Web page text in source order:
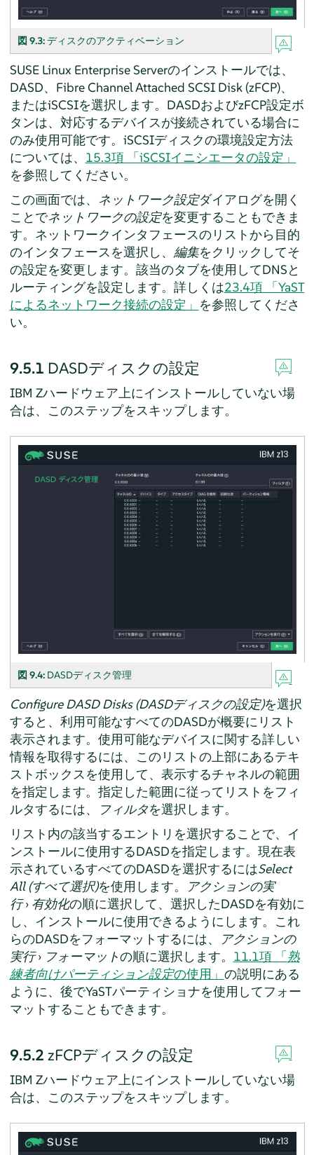
図 9.3:ディスクのアクティベーション
SUSE Linux Enterprise Serverのインストールでは、
DASD、Fibre Channel Attached SCSI Disk (zFCP)、
またはiSCSIを選択します。DASDおよびzFCP設定ボ
タンは、対応するデバイスが接続されている場合に
のみ使用可能です。iSCSIディスクの環境設定方法
については、 15.3項 「iSCSIイニシエータの設定」
を参照してください。
この画面では、 ネットワーク設定ダイアログを開く
ことでネットワークの設定を変更することもできま
す。ネットワークインタフェースのリストから目的
のインタフェースを選択し、 編集をクリックしてそ
の設定を変更します。該当のタブを使用してDNSと
ルーティングを設定します。詳しくは23.4項 「YaST
によるネットワーク接続の設定」 を参照してくださ
い。
9.5.1 DASDディスクの設定
IBM Zハードウェア上にインストールしていない場
合は、このステップをスキップします。
図 9.4: DASDディスク管理
Configure DASD Disks (DASDディスクの設定)を選択
すると、利用可能なすべてのDASDが概要にリスト
表示されます。使用可能なデバイスに関する詳しい
情報を取得するには、このリストの上部にあるテキ
ストボックスを使用して、表示するチャネルの範囲
を指定します。指定した範囲に従ってリストをフィ
ルタするには、
フィルタを選択します。
リスト内の該当するエントリを選択することで、イ
ンストールに使用するDASDを指定します。現在表
示されているすべてのDASDを選択するにはSelect
All (すべて選択)を使用します。
アクションの実
行› 有効化の順に選択して、選択したDASDを有効に
し、インストールに使用できるようにします。これ
らのDASDをフォーマットするには、
アクションの
実行› フォーマットの順に選択します。 11.1項 「熟
練者向けパーティション設定の使用」 の説明にある
ように、後でYaSTパーティショナを使用してフォー
マットすることもできます。
9.5.2 zFCPディスクの設定
IBM Zハードウェア上にインストールしていない場
合は、このステップをスキップします。